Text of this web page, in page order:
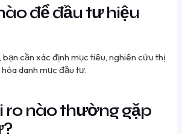
để đầu tư hiệu
cần xác định mục tiêu, nghiên cứu thị
danh mục đầu tư.
ro nào thường gặp